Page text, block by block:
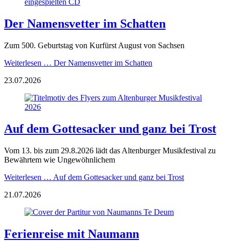
Der Namensvetter im Schatten
Zum 500. Geburtstag von Kurfürst August von Sachsen
Weiterlesen … Der Namensvetter im Schatten
23.07.2026
Auf dem Gottesacker und ganz bei Trost
Vom 13. bis zum 29.8.2026 lädt das Altenburger Musikfestival zu
Bewährtem wie Ungewöhnlichem
Weiterlesen … Auf dem Gottesacker und ganz bei Trost
21.07.2026
Ferienreise mit Naumann